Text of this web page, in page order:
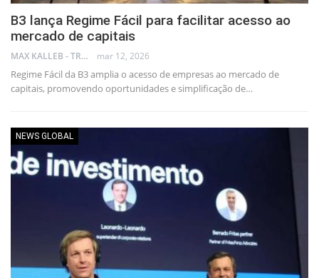
B3 lança Regime Fácil para facilitar acesso ao
mercado de capitais
MAX KALLEB - TRADER mar 12, 2026
Regime Fácil da B3 amplia o acesso de empresas ao mercado de
capitais, promovendo oportunidades e simplificação de…
NEWS GLOBAL